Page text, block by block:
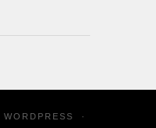
WORDPRESS ·